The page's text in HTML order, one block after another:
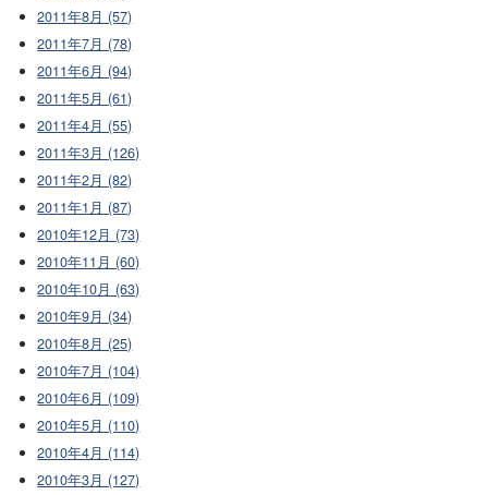
2011年8月 (57)
2011年7月 (78)
2011年6月 (94)
2011年5月 (61)
2011年4月 (55)
2011年3月 (126)
2011年2月 (82)
2011年1月 (87)
2010年12月 (73)
2010年11月 (60)
2010年10月 (63)
2010年9月 (34)
2010年8月 (25)
2010年7月 (104)
2010年6月 (109)
2010年5月 (110)
2010年4月 (114)
2010年3月 (127)